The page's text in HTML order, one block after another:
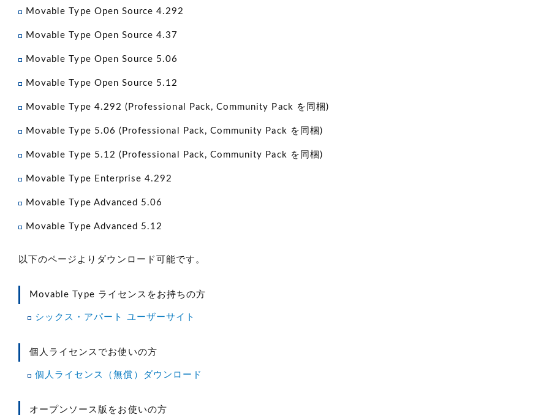
Movable Type Open Source 4.292
Movable Type Open Source 4.37
Movable Type Open Source 5.06
Movable Type Open Source 5.12
Movable Type 4.292 (Professional Pack, Community Pack を同梱)
Movable Type 5.06 (Professional Pack, Community Pack を同梱)
Movable Type 5.12 (Professional Pack, Community Pack を同梱)
Movable Type Enterprise 4.292
Movable Type Advanced 5.06
Movable Type Advanced 5.12
以下のページよりダウンロード可能です。
Movable Type ライセンスをお持ちの方
シックス・アパート ユーザーサイト
個人ライセンスでお使いの方
個人ライセンス（無償）ダウンロード
オープンソース版をお使いの方